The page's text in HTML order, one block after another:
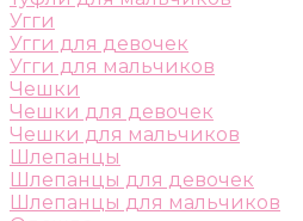
Угги
Угги для девочек
Угги для мальчиков
Чешки
Чешки для девочек
Чешки для мальчиков
Шлепанцы
Шлепанцы для девочек
Шлепанцы для мальчиков